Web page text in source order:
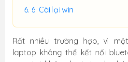
6. Cài lại win
Rất nhiều trường hợp, vì
laptop không thể kết nối